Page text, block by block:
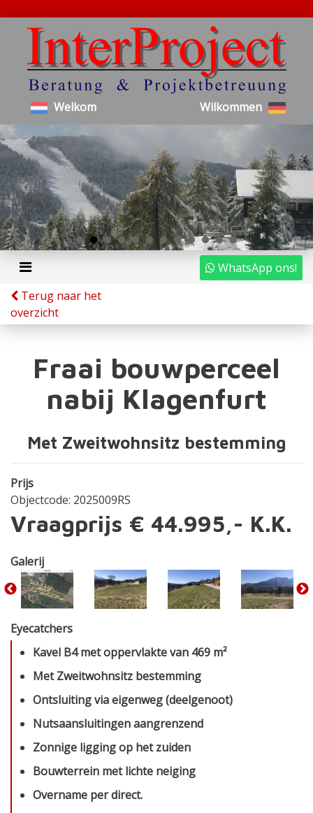
Welkom Wilkommen
WhatsApp ons!
Terug naar het
overzicht
Fraai bouwperceel
nabij Klagenfurt
Met Zweitwohnsitz bestemming
Prijs
Objectcode: 2025009RS
Vraagprijs € 44.995,- K.K.
Galerij
Eyecatchers
Kavel B4 met oppervlakte van 469 m²
Met Zweitwohnsitz bestemming
Ontsluiting via eigenweg (deelgenoot)
Nutsaansluitingen aangrenzend
Zonnige ligging op het zuiden
Bouwterrein met lichte neiging
Overname per direct.